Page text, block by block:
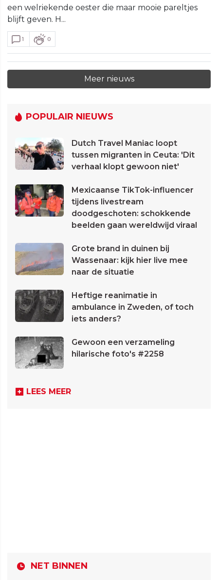
een welriekende oester die maar mooie pareltjes
blijft geven. H...
1 0
Meer nieuws
POPULAIR NIEUWS
Dutch Travel Maniac loopt
tussen migranten in Ceuta: 'Dit
verhaal klopt gewoon niet'
Mexicaanse TikTok-influencer
tijdens livestream
doodgeschoten: schokkende
beelden gaan wereldwijd viraal
Grote brand in duinen bij
Wassenaar: kijk hier live mee
naar de situatie
Heftige reanimatie in
ambulance in Zweden, of toch
iets anders?
Gewoon een verzameling
hilarische foto's #2258
LEES MEER
NET BINNEN